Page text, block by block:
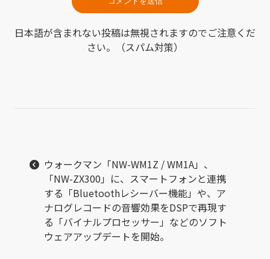
日本語が含まれない投稿は無視されますのでご注意くだ
さい。（スパム対策）
ウォークマン「NW-WM1Z / WM1A」、
「NW-ZX300」に、スマートフォンと連携
する「Bluetoothレシーバー機能」や、ア
ナログレコードの音響効果をDSPで再現す
る「バイナルプロセッサー」などのソフト
ウェアアップデートを開始。